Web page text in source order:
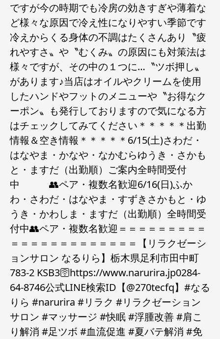
ですが今の時期でも冷房の効きすぎや薄着な
ど様々な原因で冷え性になりやすい季節です
冷えからくる身体の不調はたくさんあり〝疲
れやすさ〟や〝むくみ〟の原因にも対策法は
様々ですが、その中の１つに…〝ツボ押し〟
があります♪当店はオイルやクリームを使用
したハンドやフットのメニューや〝お得なク
ーポン〟も発行しておりますので気になる方
はチェックしてみてください＊＊＊＊＊出勤
情報＆空き情報＊＊＊＊＊6/15(土)さわだ・
はなやま・かなや・なかむらゆうき・さかも
と・ますだ（出勤順）ご案内全時間受付
中 👥ペア・複数名歓迎6/16(日)ふか
わ・さわだ・はなやま・すずきさかもと・ゆ
うき・かわしま・ますだ（出勤順）全時間受
付中👥ペア・複数名歓迎＝＝＝＝＝＝＝＝＝
＝＝＝＝＝＝＝＝＝＝＝＝＝【リラクゼーシ
ョンサロン なるりら】栃木県足利市田中町
783-2 KSB3🛜https://www.narurira.jp️0284-
64-8746️公式LINE検索ID【@270tecfq】#なる
りら #narurira #リラク #リラクゼーション
サロン #マッサージ #快眠 #浮腫改善 #肩こ
り解消 #足ツボ #血流促進 #夏バテ解消 #免